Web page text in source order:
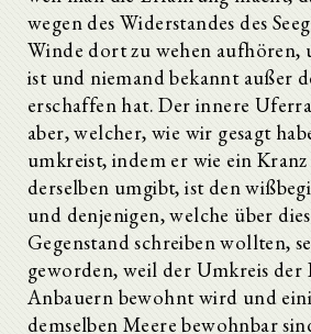
wegen des Widerstandes des
Winde dort zu wehen
ist und niemand bekannt außer
erschaffen hat. Der innere
aber, welcher, wie wir gesagt
umkreist, indem er wie ein
derselben umgibt, ist den
und denjenigen, welche über
Gegenstand schreiben wollten,
geworden, weil der Umkreis der
Anbauern bewohnt wird und
demselben Meere bewohnbar